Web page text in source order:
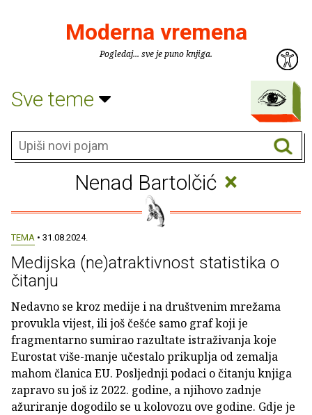
Moderna vremena
Pogledaj... sve je puno knjiga.
Sve teme
Nenad Bartolčić ×
TEMA • 31.08.2024.
Medijska (ne)atraktivnost statistika o
čitanju
Nedavno se kroz medije i na društvenim mrežama
provukla vijest, ili još češće samo graf koji je
fragmentarno sumirao razultate istraživanja koje
Eurostat više-manje učestalo prikuplja od zemalja
mahom članica EU. Posljednji podaci o čitanju knjiga
zapravo su još iz 2022. godine, a njihovo zadnje
ažuriranje dogodilo se u kolovozu ove godine. Gdje je